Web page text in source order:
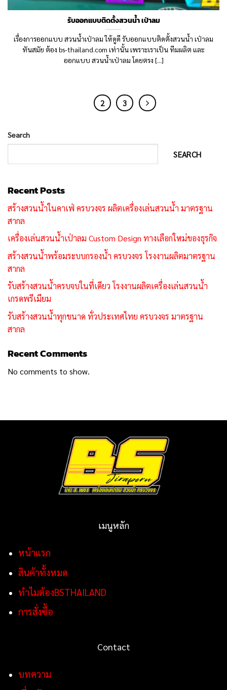
รับออกแบบติดตั้งสวนน้ำ เป่าลม
เรื่องการออกแบบ สวนน้ำเป่าลม ให้ดูดี รับออกแบบติดตั้งสวนน้ำ เป่าลม
ทันสมัย ต้อง bs-thailand.com เท่านั้น เพราะเราเป็น ทีมผลิต และ
ออกแบบ สวนน้ำเป่าลม โดยตรง [...]
2 3
Search
SEARCH
Recent Posts
สร้างสวนน้ำในคาเฟ่ ครบวงจร ผลิตเครื่องเล่นสวนน้ำ มาตรฐาน
สากล
เครื่องเล่นสวนน้ำเป่าลม Custom Design ทางเลือกใหม่ของธุรกิจ
สร้างสวนน้ำพร้อมระบบกรองน้ำ ครบวงจร โรงงานผลิตมาตรฐาน
สากล
รับสร้างสวนน้ำครบจบในที่เดียว โรงงานผลิตเครื่องเล่นสวนน้ำ
เกรดพรีเมียม
รับสร้างสวนน้ำทุกขนาด ทั่วประเทศไทย ครบวงจร มาตรฐาน
สากล
Recent Comments
No comments to show.
เมนูหลัก
หน้าแรก
สินค้าทั้งหมด
ทำไมต้องBSTHAILAND
การสั่งซื้อ
Contact
บทความ